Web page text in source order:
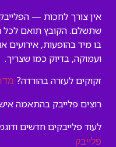
אין צורך לחכות —
שתשלם. הקובץ תואם לכל
בו מיד בהופעות, אירועים
ועמוקה, בדיוק כמו שצריך.
זקוקים לעזרה בהורדה?
רוצים פלייבק בהתאמה
לעוד פלייבקים חדשים
פלייבק